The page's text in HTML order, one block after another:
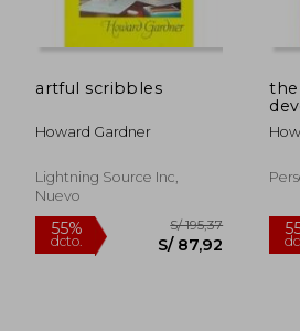
artful scribbles
Howard Gardner
Lightning Source Inc,
Nuevo
the
of